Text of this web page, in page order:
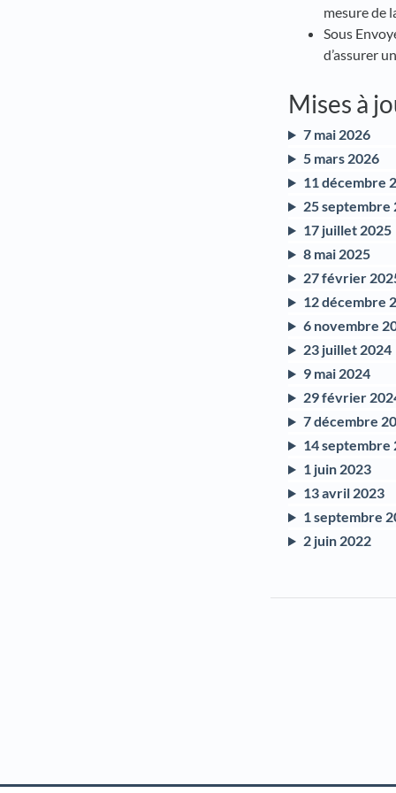
mesure de
Sous
d’assurer
Mises à
7 mai 2026
5 mars 2026
11 décembre
25 septembre
17 juillet 2025
8 mai 2025
27 février
12 décembre
6 novembre
23 juillet 2024
9 mai 2024
29 février
7 décembre
14 septembre
1 juin 2023
13 avril 2023
1 septembre
2 juin 2022